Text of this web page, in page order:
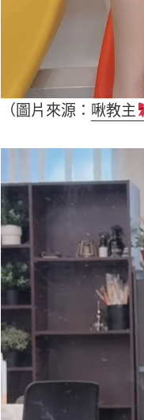
（圖片來源： 啾教主